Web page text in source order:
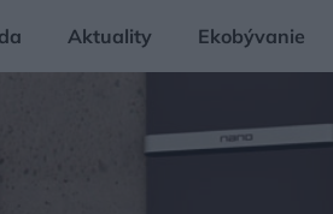
Aktuality Ekobývanie